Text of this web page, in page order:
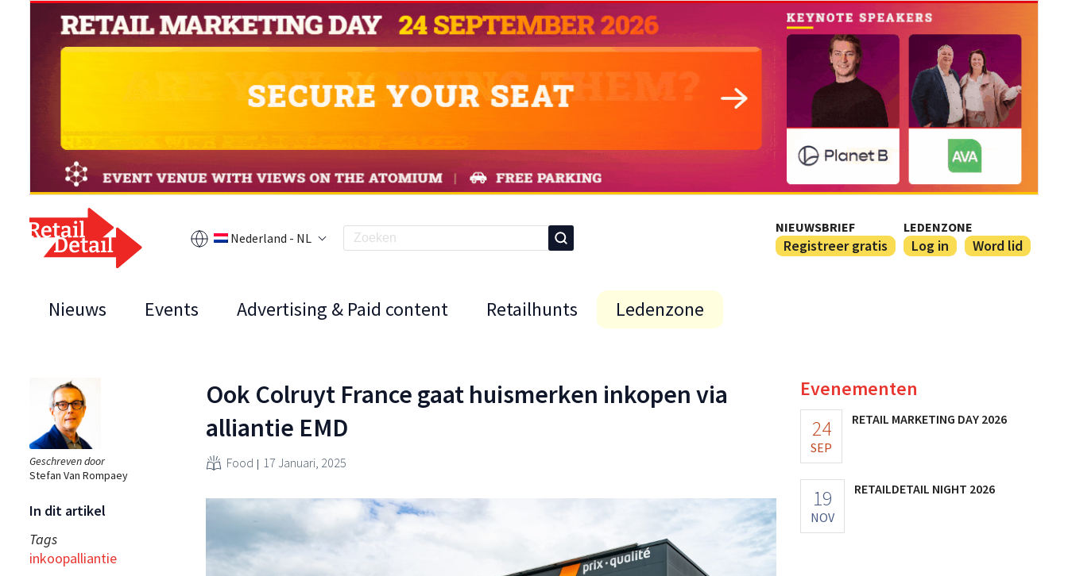
Nederland - NL
NIEUWSBRIEF
Registreer gratis
LEDENZONE
Log in Word lid
Nieuws Events Advertising & Paid content Retailhunts Ledenzone
Geschreven door
Stefan Van Rompaey
In dit artikel
Tags
inkoopalliantie
Ook Colruyt France gaat huismerken inkopen via
alliantie EMD
Food 17 Januari, 2025
Evenementen
24
SEP
RETAIL MARKETING DAY 2026
19
NOV
RETAILDETAIL NIGHT 2026